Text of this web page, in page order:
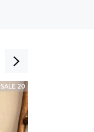
SALE 20